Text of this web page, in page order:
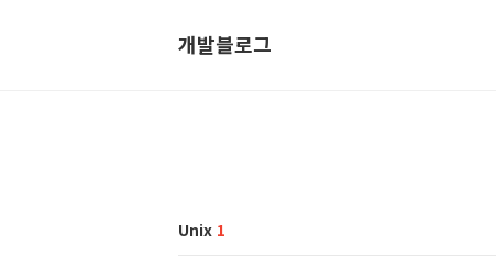
개발블로그
Unix 1